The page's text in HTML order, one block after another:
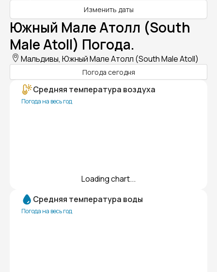
Изменить даты
Южный Мале Атолл (South
Male Atoll) Погода.
Мальдивы, Южный Мале Атолл (South Male Atoll)
Погода сегодня
Средняя температура воздуха
Погода на весь год
Loading chart...
Средняя температура воды
Погода на весь год